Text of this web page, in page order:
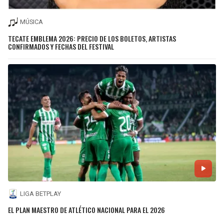
MÚSICA
TECATE EMBLEMA 2026: PRECIO DE LOS BOLETOS, ARTISTAS
CONFIRMADOS Y FECHAS DEL FESTIVAL
LIGA BETPLAY
EL PLAN MAESTRO DE ATLÉTICO NACIONAL PARA EL 2026